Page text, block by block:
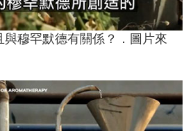
與穆罕默德有關係？．圖片來